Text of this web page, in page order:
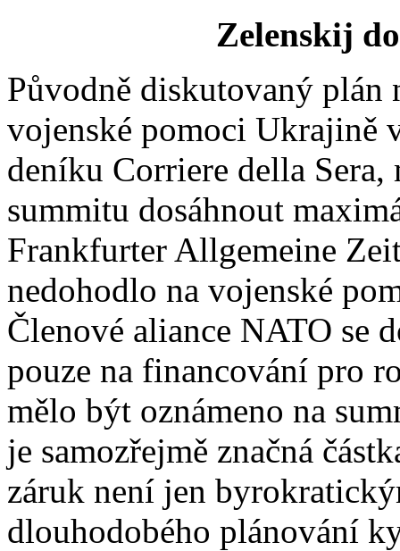
Zelenskij
Původně diskutovaný
vojenské pomoci Ukrajině
deníku Corriere della
summitu dosáhnout
Frankfurter Allgemeine
nedohodlo na vojenské
Členové aliance NATO se
pouze na financování pro
mělo být oznámeno na
je samozřejmě značná
záruk není jen
dlouhodobého plánování